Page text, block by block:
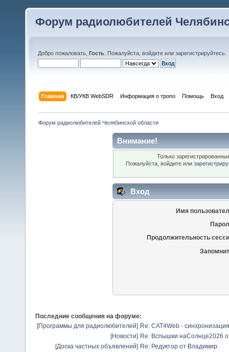
Форум радиолюбителей
Добро пожаловать, Гость . Пожалуйста, войдите или зарегистрируйтесь
Главная КВ/УКВ WebSDR Информация о тропо Помощь Вход
Форум радиолюбителей Челябинской области
Внимание!
Только
Пожалуйста, войдите или
Вход
Имя
Продолжительность
Последние сообщения на форуме:
[Программы для радиолюбителей] Re: CAT4Web -
[Новости] Re: Вспышки наСолнце2026
[Доска частных объявлений] Re: Редуктор от Владимир